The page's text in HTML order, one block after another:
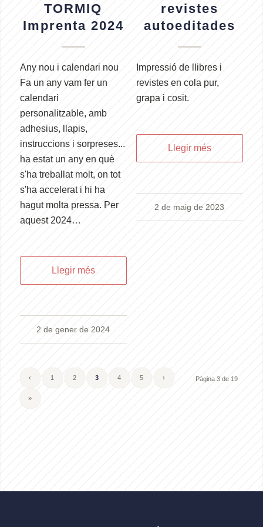
TORMIQ
Imprenta 2024
Any nou i calendari nou
Fa un any vam fer un
calendari
personalitzable, amb
adhesius, llapis,
instruccions i sorpreses...
ha estat un any en què
s'ha treballat molt, on tot
s'ha accelerat i hi ha
hagut molta pressa. Per
aquest 2024…
Llegir més
2 de gener de 2024
revistes
autoeditades
Impressió de llibres i
revistes en cola pur,
grapa i cosit.
Llegir més
2 de maig de 2023
Pàgina 3 de 19
‹ 1 2 3 4 5 ›
»